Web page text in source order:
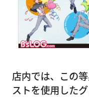
店内では、この
ストを使用した